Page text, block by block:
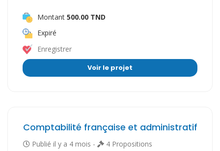
Montant 500.00 TND
Expiré
Enregistrer
Voir le projet
Comptabilité française et administratif
Publié il y a 4 mois -
4 Propositions